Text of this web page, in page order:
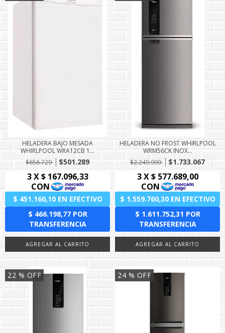
HELADERA BAJO MESADA
WHIRLPOOL WRA12CB 1...
$656.729
$501.289
HELADERA NO FROST WHIRLPOOL
WRM56CK INOX...
$2.249.999
$1.733.067
22 % OFF 24 % OFF